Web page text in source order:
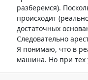
разберемся).
происходит
достаточных
Следовательно
Я понимаю, что в
машина. Но при тех